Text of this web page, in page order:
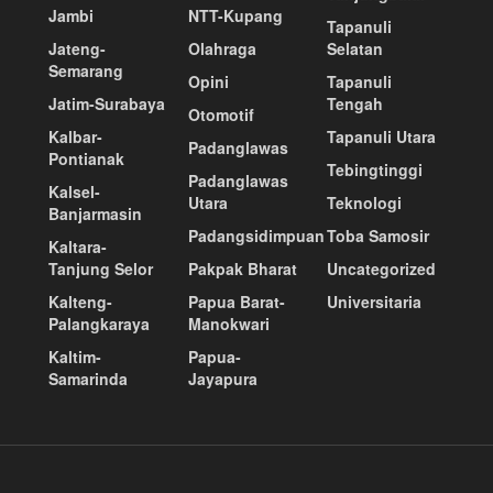
Jambi
Jateng-
Semarang
Jatim-Surabaya
Kalbar-
Pontianak
Kalsel-
Banjarmasin
Kaltara-
Tanjung Selor
Kalteng-
Palangkaraya
Kaltim-
Samarinda
NTT-Kupang
Olahraga
Opini
Otomotif
Padanglawas
Padanglawas
Utara
Padangsidimpuan
Pakpak Bharat
Papua Barat-
Manokwari
Papua-
Jayapura
Tapanuli
Selatan
Tapanuli
Tengah
Tapanuli Utara
Tebingtinggi
Teknologi
Toba Samosir
Uncategorized
Universitaria